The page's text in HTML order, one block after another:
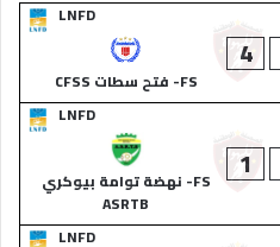
LNFD
4
FS- فتح سطات CFSS
LNFD
1
FS- نهضة توامة بيوكري
ASRTB
LNFD